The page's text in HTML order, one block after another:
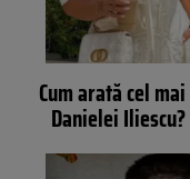
Cum arată cel
Danielei